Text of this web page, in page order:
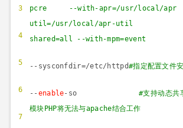
3
4
5
6
7
pcre --with-apr=/usr/local/
util=/usr/local/apr-util --
shared=all --with-mpm=event
--sysconfdir=/etc/httpd#指定配置文件
--enable-so #支持动态共
模块 PHP将无法与apache结合工作